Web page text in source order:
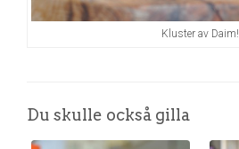
Kluster av Daim!
Du skulle också gilla